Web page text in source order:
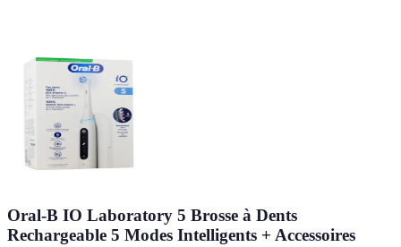
Oral-B IO Laboratory 5 Brosse à Dents
Rechargeable 5 Modes Intelligents + Accessoires